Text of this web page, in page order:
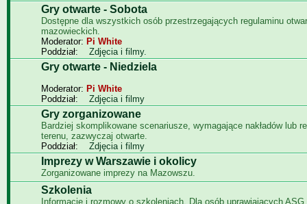
Gry otwarte - Sobota
Dostępne dla wszystkich osób przestrzegających regulaminu
mazowieckich.
Moderator: Pi White
Poddział:
Zdjęcia i filmy.
Gry otwarte - Niedziela
Moderator: Pi White
Poddział:
Zdjęcia i filmy
Gry zorganizowane
Bardziej skomplikowane scenariusze, wymagające nakładów lub
terenu, zazwyczaj otwarte.
Poddział:
Zdjęcia i filmy
Imprezy w Warszawie i okolicy
Zorganizowane imprezy na Mazowszu.
Szkolenia
Informacje i rozmowy o szkoleniach. Dla osób uprawiających